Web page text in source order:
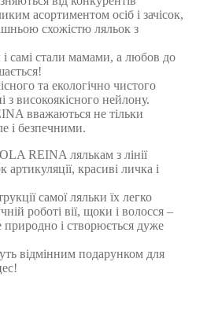
асортиментом осіб і зачісок,
схожістю ляльок з
і самі стали мамами, а любов до
та екологічно чистого
з високоякісного нейлону.
вважаються не тільки
і безпечними.
REINA лялькам з лінії
красиві личка і
самої ляльки їх легко
роботі вії, щоки і волосся –
і створюється дуже
відмінним подарунком для